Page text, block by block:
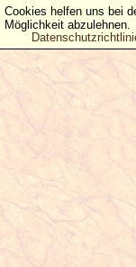
Cookies helfen uns bei
Möglichkeit abzulehnen.